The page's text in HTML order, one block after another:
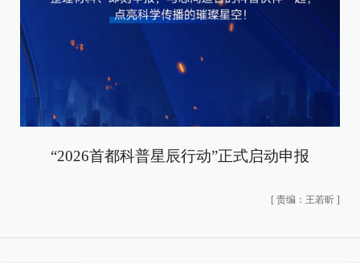
“2026首都科普星辰行动”正式启动申报
[ 责编：王若昕 ]